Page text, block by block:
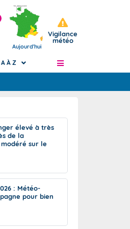
Aujourd'hui
Vigilance
météo
de J+2 à J+7
intenses à l'échelle
A À Z
élevé à très
de la
sur le
: Météo-
pour bien